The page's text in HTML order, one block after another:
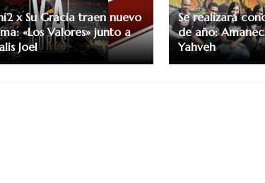
x Su Gracia traen nuevo
«Los Valores» junto a
Joel
Se realizará
de año:
Yahveh